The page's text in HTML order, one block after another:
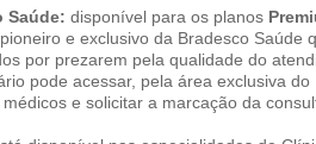
Saúde: disponível para os planos
e exclusivo da Bradesco Saúde
por prezarem pela qualidade do
pode acessar, pela área exclusiva
e solicitar a marcação da